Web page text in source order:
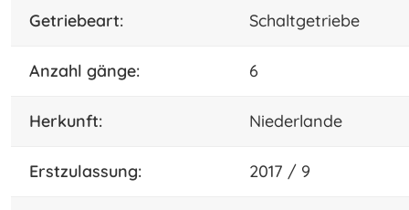
Getriebeart: Schaltgetriebe
anzahl gänge: 6
herkunft: Niederlande
Erstzulassung: 2017 / 9